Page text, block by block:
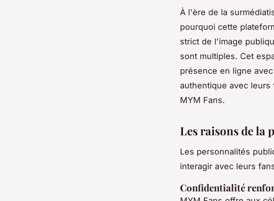
À l'ère de la
pourquoi cette
strict de l'image
sont multiples. Cet
présence en ligne
authentique avec
MYM Fans.
Les raisons de la
Les personnalités
interagir avec leurs
Confidentialité